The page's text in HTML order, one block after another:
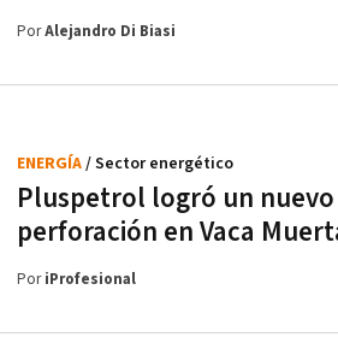
PorAlejandro Di Biasi
Pluspetrol logró un
perforación en Vaca
ENERGÍA/ Sector energético
PoriProfesional